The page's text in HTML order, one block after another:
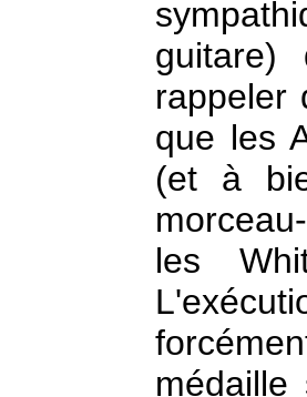
guitare)
rappeler
que les
(et à
les